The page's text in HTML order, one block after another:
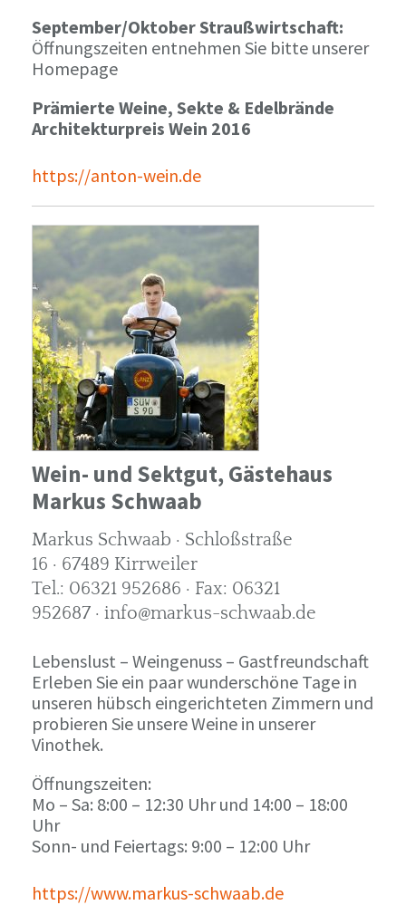
September/Oktober Straußwirtschaft:
Öffnungszeiten entnehmen Sie bitte unserer
Homepage
Prämierte Weine, Sekte & Edelbrände
Architekturpreis Wein 2016
https://anton-wein.de
Wein- und Sektgut, Gästehaus
Markus Schwaab
Markus Schwaab · Schloßstraße
16 · 67489 Kirrweiler
Tel.: 06321 952686 · Fax: 06321
952687 · info@markus-schwaab.de
Lebenslust – Weingenuss – Gastfreundschaft
Erleben Sie ein paar wunderschöne Tage in
unseren hübsch eingerichteten Zimmern und
probieren Sie unsere Weine in unserer
Vinothek.
Öffnungszeiten:
Mo – Sa: 8:00 – 12:30 Uhr und 14:00 – 18:00
Uhr
Sonn- und Feiertags: 9:00 – 12:00 Uhr
https://www.markus-schwaab.de